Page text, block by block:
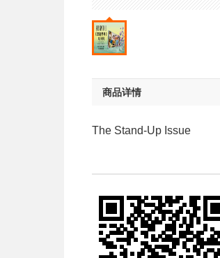
商品详情
The Stand-Up Issue